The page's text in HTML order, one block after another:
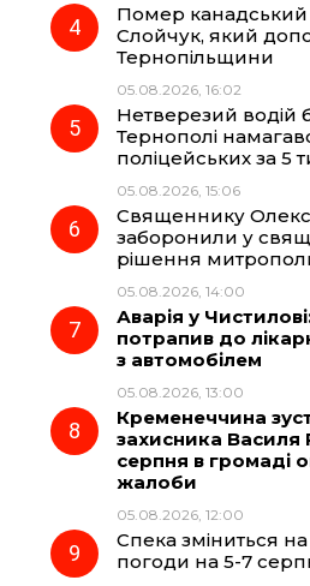
Помер
Слойчук, який
Тернопільщини
05.08.2026, 16:02
Нетверезий водій
Тернополі
поліцейських за 5
05.08.2026, 15:06
Священнику
заборонили у
рішення
05.08.2026, 14:00
Аварія у
потрапив до
з автомобілем
05.08.2026, 13:00
Кременеччина
захисника
серпня в громаді
жалоби
05.08.2026, 12:00
Спека зміниться
погоди на 5-7